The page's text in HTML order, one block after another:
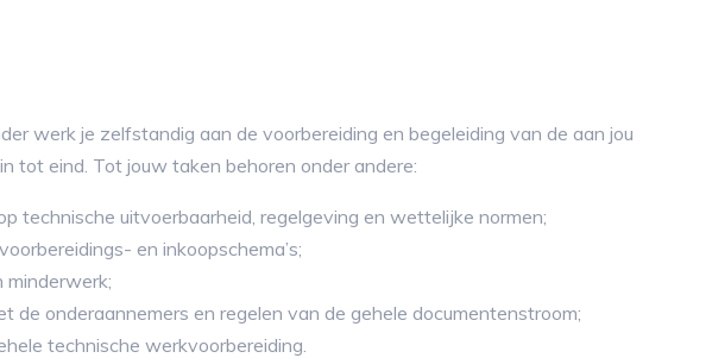
werk je zelfstandig aan de voorbereiding en begeleiding van de aan jou
tot eind. Tot jouw taken behoren onder andere:
technische uitvoerbaarheid, regelgeving en wettelijke normen;
en inkoopschema’s;
minderwerk;
de onderaannemers en regelen van de gehele documentenstroom;
technische werkvoorbereiding.